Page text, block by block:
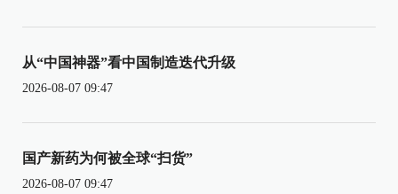
从“中国神器”看中国制造迭代升级
2026-08-07 09:47
国产新药为何被全球“扫货”
2026-08-07 09:47